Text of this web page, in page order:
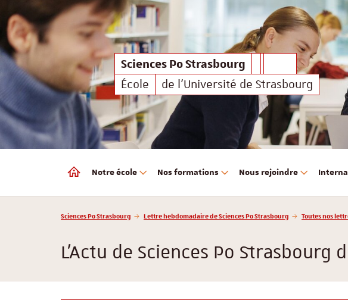
Sciences Po Strasbourg
École de l'Université de Strasbourg
Sciences Po Strasbourg
Notre école Nos formations Nous rejoindre
Sciences Po Strasbourg
Vous êtes ici :
Sciences Po Strasbourg Lettre hebdomadaire de Sciences Po Strasbourg Toutes nos
L'Actu de Sciences Po Strasbourg